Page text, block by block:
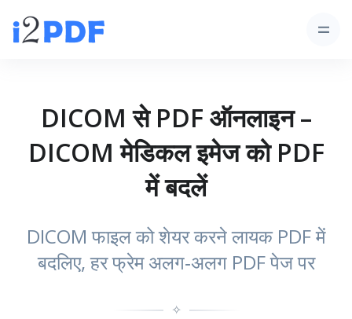
DICOM से PDF ऑनलाइन –
DICOM मेडिकल इमेज को PDF
में बदलें
DICOM फाइल को शेयर करने लायक PDF में
बदलिए, हर फ्रेम अलग‑अलग PDF पेज पर
✧